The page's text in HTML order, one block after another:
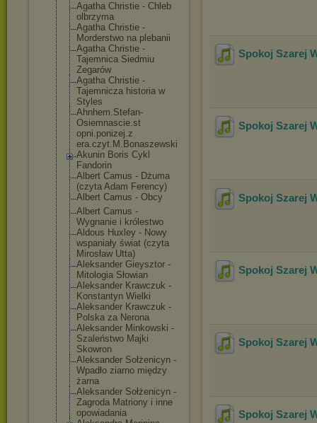
Agatha Christie - Chleb
olbrzyma
Agatha Christie -
Morderstwo na plebanii
Agatha Christie -
Tajemnica Siedmiu
Zegarów
Agatha Christie -
Tajemnicza historia w
Styles
Ahnhem.Stefan-
Osiemnascie.st
opni.ponizej.z
era.czyt.M.Bonaszewski
Akunin Boris Cykl
Fandorin
Albert Camus - Dżuma
(czyta Adam Ferency)
Albert Camus - Obcy
Albert Camus -
Wygnanie i królestwo
Aldous Huxley - Nowy
wspaniały świat (czyta
Mirosław Utta)
Aleksander Gieysztor -
Mitologia Słowian
Aleksander Krawczuk -
Konstantyn Wielki
Aleksander Krawczuk -
Polska za Nerona
Aleksander Minkowski -
Szaleństwo Majki
Skowron
Aleksander Sołżenicyn -
Wpadło ziarno między
żarna
Aleksander Sołżenicyn -
Zagroda Matriony i inne
opowiadania
Spokoj Szarej
Spokoj Szarej
Spokoj Szarej
Spokoj Szarej
Spokoj Szarej
Spokoj Szarej